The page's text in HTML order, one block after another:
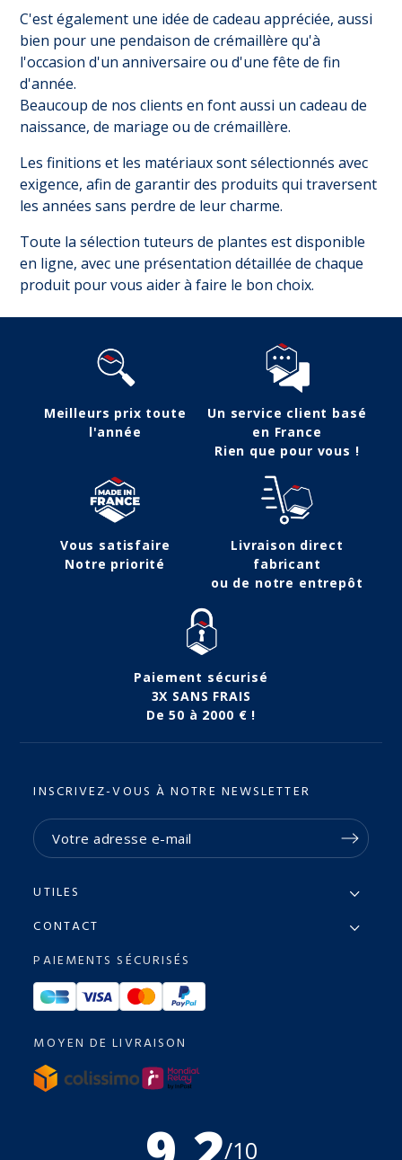
C'est également une idée de cadeau appréciée, aussi
bien pour une pendaison de crémaillère qu'à
l'occasion d'un anniversaire ou d'une fête de fin
d'année.
Beaucoup de nos clients en font aussi un cadeau de
naissance, de mariage ou de crémaillère.
Les finitions et les matériaux sont sélectionnés avec
exigence, afin de garantir des produits qui traversent
les années sans perdre de leur charme.
Toute la sélection tuteurs de plantes est disponible
en ligne, avec une présentation détaillée de chaque
produit pour vous aider à faire le bon choix.
Meilleurs prix toute
l'année
Un service client basé
en France
Rien que pour vous !
Vous satisfaire
Notre priorité
Livraison direct
fabricant
ou de notre entrepôt
Paiement sécurisé
3X SANS FRAIS
De 50 à 2000 € !
INSCRIVEZ-VOUS À NOTRE NEWSLETTER
UTILES
CONTACT
PAIEMENTS SÉCURISÉS
MOYEN DE LIVRAISON
/10